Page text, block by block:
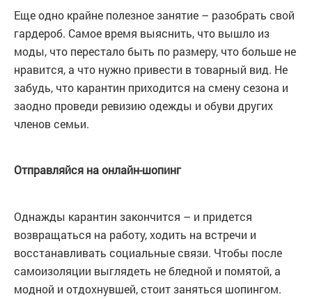
Еще одно крайне полезное занятие – разобрать свой
гардероб. Самое время выяснить, что вышло из
моды, что перестало быть по размеру, что больше не
нравится, а что нужно привести в товарный вид. Не
забудь, что карантин приходится на смену сезона и
заодно проведи ревизию одежды и обуви других
членов семьи.
Отправляйся на онлайн-шопинг
Однажды карантин закончится – и придется
возвращаться на работу, ходить на встречи и
восстанавливать социальные связи. Чтобы после
самоизоляции выглядеть не бледной и помятой, а
модной и отдохнувшей, стоит заняться шопингом.